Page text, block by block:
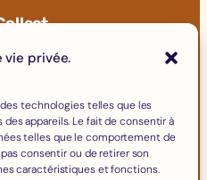
vie privée.
technologies telles que les
appareils. Le fait de consentir à
telles que le comportement de
consentir ou de retirer son
caractéristiques et fonctions.